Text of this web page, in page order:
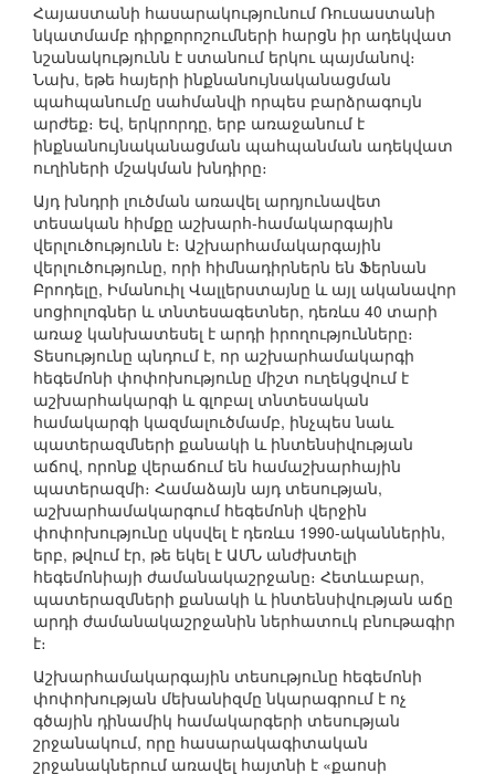
Հայաստանի հասարակությունում Ռուսաստանի
նկատմամբ դիրքորոշումների հարցն իր ադեկվատ
նշանակությունն է ստանում երկու պայմանով։
Նախ, եթե հայերի ինքնանույնականացման
պահպանումը սահմանվի որպես բարձրագույն
արժեք։ Եվ, երկրորդը, երբ առաջանում է
ինքնանույնականացման պահպանման ադեկվատ
ուղիների մշակման խնդիրը։
Այդ խնդրի լուծման առավել արդյունավետ
տեսական հիմքը աշխարհ-համակարգային
վերլուծությունն է։ Աշխարհամակարգային
վերլուծությունը, որի հիմնադիրներն են Ֆերնան
Բրոդելը, Իմանուիլ Վալլերստայնը և այլ ականավոր
սոցիոլոգներ և տնտեսագետներ, դեռևս 40 տարի
առաջ կանխատեսել է արդի իրողությունները։
Տեսությունը պնդում է, որ աշխարհամակարգի
հեգեմոնի փոփոխությունը միշտ ուղեկցվում է
աշխարհակարգի և գլոբալ տնտեսական
համակարգի կազմալուծմամբ, ինչպես նաև
պատերազմների քանակի և ինտենսիվության
աճով, որոնք վերաճում են համաշխարհային
պատերազմի։ Համաձայն այդ տեսության,
աշխարհամակարգում հեգեմոնի վերջին
փոփոխությունը սկսվել է դեռևս 1990-ականներին,
երբ, թվում էր, թե եկել է ԱՄՆ անժխտելի
հեգեմոնիայի ժամանակաշրջանը։ Հետևաբար,
պատերազմների քանակի և ինտենսիվության աճը
արդի ժամանակաշրջանին ներհատուկ բնութագիր
է։
Աշխարհամակարգային տեսությունը հեգեմոնի
փոփոխության մեխանիզմը նկարագրում է ոչ
գծային դինամիկ համակարգերի տեսության
շրջանակում, որը հասարակագիտական
շրջանակներում առավել հայտնի է «քաոսի